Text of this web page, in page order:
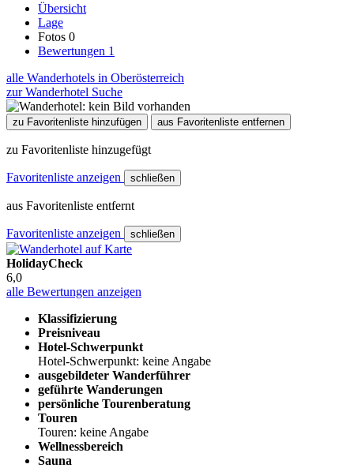
Übersicht
Lage
Fotos 0
Bewertungen 1
alle Wanderhotels in Oberösterreich
zur Wanderhotel Suche
zu Favoritenliste hinzufügen aus Favoritenliste entfernen
zu Favoritenliste hinzugefügt
Favoritenliste anzeigen schließen
aus Favoritenliste entfernt
Favoritenliste anzeigen schließen
HolidayCheck
6,0
alle Bewertungen anzeigen
Klassifizierung
Preisniveau
Hotel-Schwerpunkt
Hotel-Schwerpunkt: keine Angabe
ausgebildeter Wanderführer
geführte Wanderungen
persönliche Tourenberatung
Touren
Touren: keine Angabe
Wellnessbereich
Sauna